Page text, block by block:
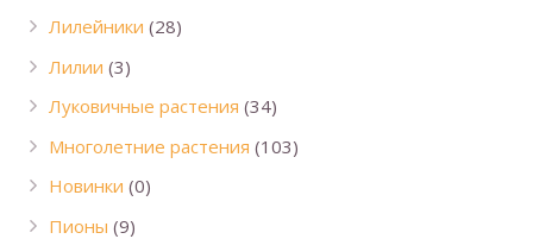
Лилейники (28)
Лилии (3)
Луковичные растения (34)
Многолетние растения (103)
Новинки (0)
Пионы (9)